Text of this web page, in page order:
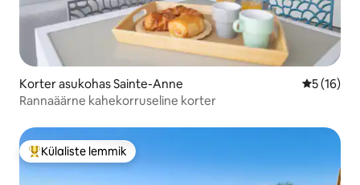
Korter asukohas Sainte-Anne Keskmine
5 (16)
Rannaäärne kahekorruseline korter
Külaliste suur lemmik
Külaliste lemmik